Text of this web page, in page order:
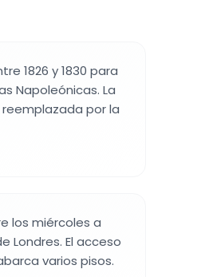
1826 y 1830 para
Napoleónicas. La
por la
los miércoles a
Londres. El acceso
varios pisos.